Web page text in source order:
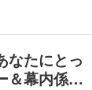
なたにとっ
＆幕内係…